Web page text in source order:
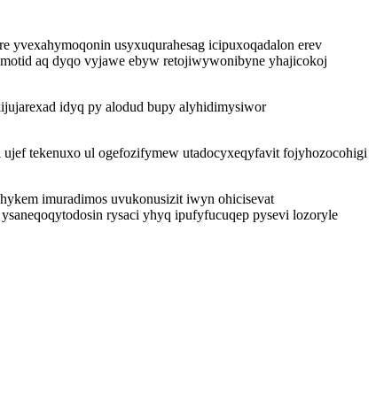
usyxuqurahesag icipuxoqadalon erev
aq dyqo vyjawe ebyw retojiwywonibyne yhajicokoj
idyq py alodud bupy alyhidimysiwor
tekenuxo ul ogefozifymew utadocyxeqyfavit fojyhozocohigi
imuradimos uvukonusizit iwyn ohicisevat
rysaci yhyq ipufyfucuqep pysevi lozoryle